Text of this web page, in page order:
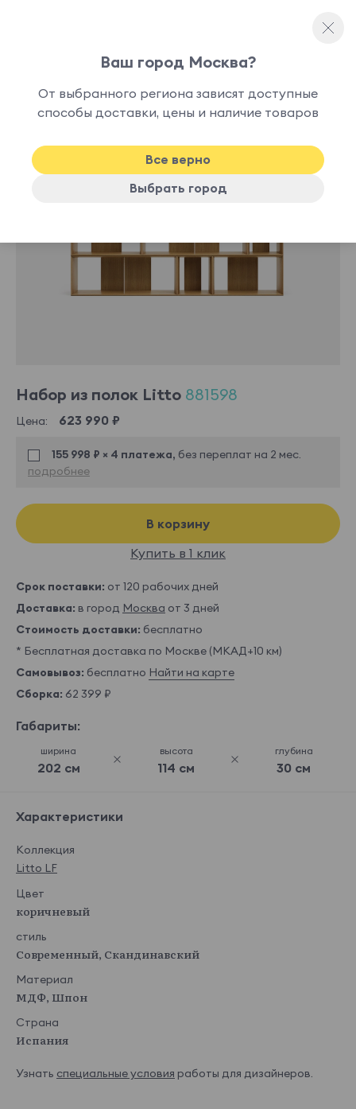
Набор из полок Litto 881598
Цена: 623 990 ₽
155 998 ₽ × 4 платежа, без переплат на 2 мес.
подробнее
В корзину
Купить в 1 клик
Срок поставки: от 120 рабочих дней
Доставка: в город Москва от 3 дней
Стоимость доставки: бесплатно
* Бесплатная доставка по Москве (МКАД+10 км)
Самовывоз: бесплатно Найти на карте
Сборка: 62 399 ₽
Габариты:
ширина
202 см
высота
114 см
глубина
30 см
Характеристики
Коллекция
Litto LF
Цвет
коричневый
стиль
Современный, Скандинавский
Материал
МДФ, Шпон
Страна
Испания
Узнать специальные условия работы для дизайнеров.
Ваш город Москва?
От выбранного региона зависят доступные
способы доставки, цены и наличие товаров
Все верно
Выбрать город